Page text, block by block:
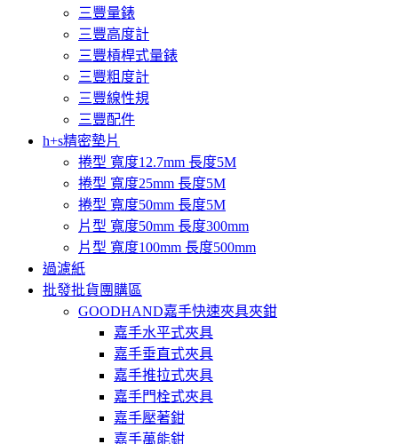
三豐量錶
三豐高度計
三豐槓桿式量錶
三豐粗度計
三豐線性規
三豐配件
h+s精密墊片
捲型 寬度12.7mm 長度5M
捲型 寬度25mm 長度5M
捲型 寬度50mm 長度5M
片型 寬度50mm 長度300mm
片型 寬度100mm 長度500mm
過濾紙
批發批貨團購區
GOODHAND嘉手快速夾具夾鉗
嘉手水平式夾具
嘉手垂直式夾具
嘉手推拉式夾具
嘉手門栓式夾具
嘉手壓著鉗
嘉手萬能鉗